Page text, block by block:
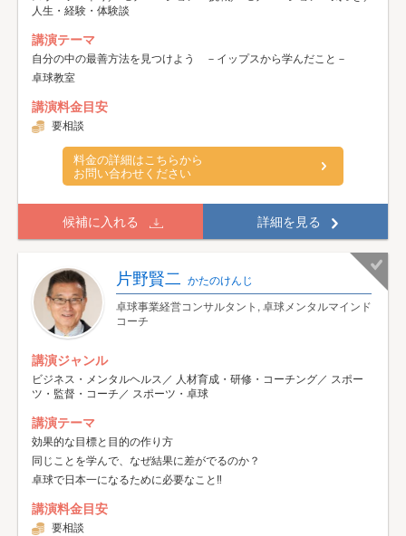
人生・経験・体験談
講演テーマ
自分の中の最善方法を見つけよう －イップスから学んだこと－
卓球教室
講演料金目安
要相談
料金の詳細はこちらから
お問い合わせください
候補に入れる 詳細を見る
片野賢二 かたのけんじ
卓球事業経営コンサルタント, 卓球メンタルマインド
コーチ
講演ジャンル
ビジネス・メンタルヘルス／ 人材育成・研修・コーチング／ スポー
ツ・監督・コーチ／ スポーツ・卓球
講演テーマ
効果的な目標と目的の作り方
同じことを学んで、なぜ結果に差がでるのか？
卓球で日本一になるために必要なこと‼️
講演料金目安
要相談